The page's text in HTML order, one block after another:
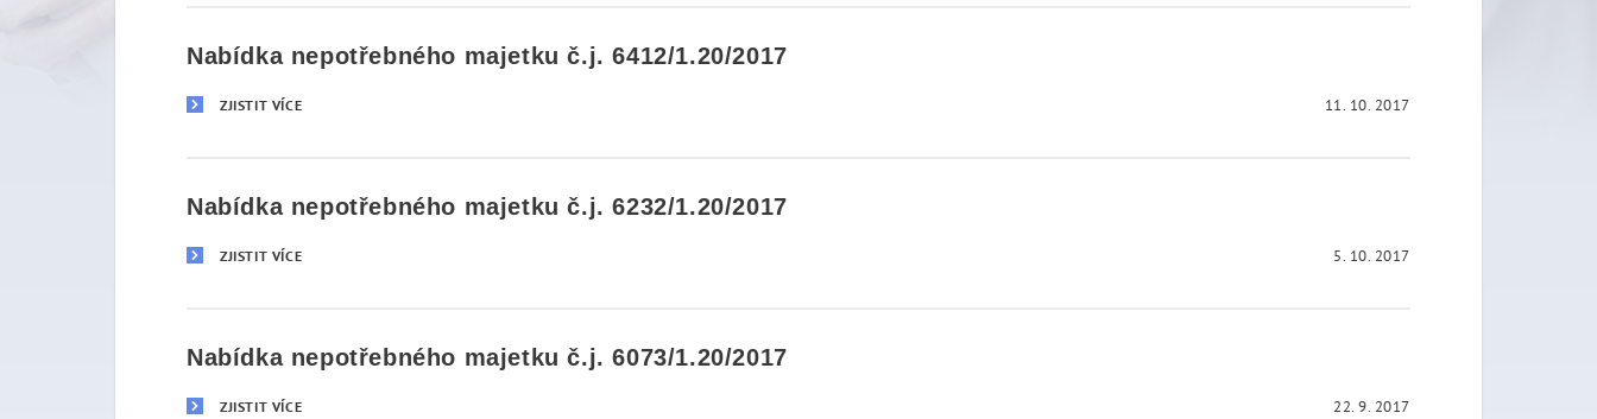
Nabídka nepotřebného majetku č.j. 6412/1.20/2017
ZJISTIT VÍCE 11. 10. 2017
Nabídka nepotřebného majetku č.j. 6232/1.20/2017
ZJISTIT VÍCE 5. 10. 2017
Nabídka nepotřebného majetku č.j. 6073/1.20/2017
ZJISTIT VÍCE 22. 9. 2017